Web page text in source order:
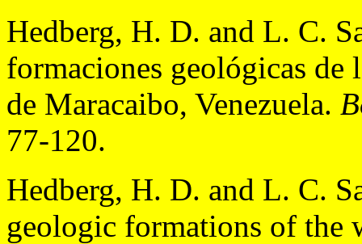
Hedberg, H. D. and L. C.
formaciones geológicas de
de Maracaibo, Venezuela.
77-120.
Hedberg, H. D. and L. C.
geologic formations of the